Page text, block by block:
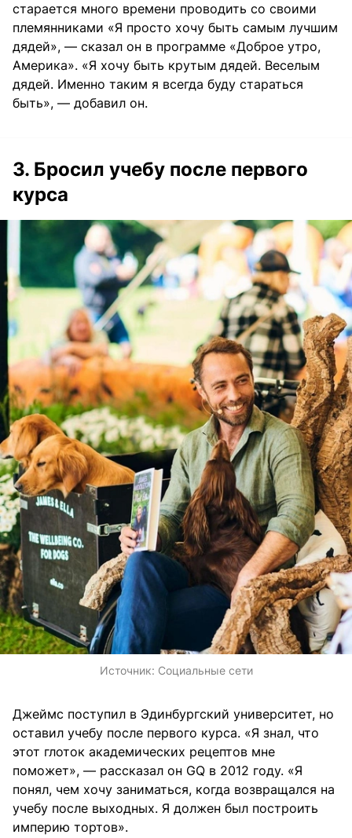
старается много времени проводить со своими
племянниками «Я просто хочу быть самым лучшим
дядей», — сказал он в программе «Доброе утро,
Америка». «Я хочу быть крутым дядей. Веселым
дядей. Именно таким я всегда буду стараться
быть», — добавил он.
3. Бросил учебу после первого
курса
Источник: Социальные сети
Джеймс поступил в Эдинбургский университет, но
оставил учебу после первого курса. «Я знал, что
этот глоток академических рецептов мне
поможет», — рассказал он GQ в 2012 году. «Я
понял, чем хочу заниматься, когда возвращался на
учебу после выходных. Я должен был построить
империю тортов».